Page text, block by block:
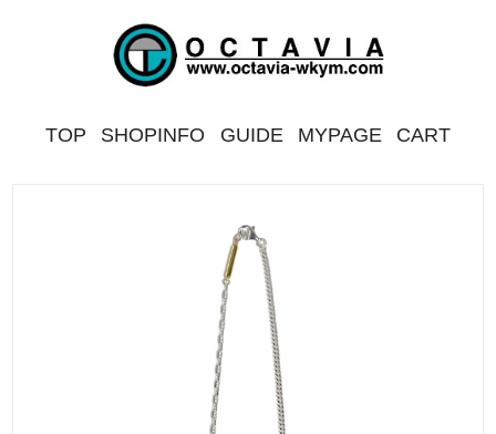
TOP SHOPINFO GUIDE MYPAGE CART